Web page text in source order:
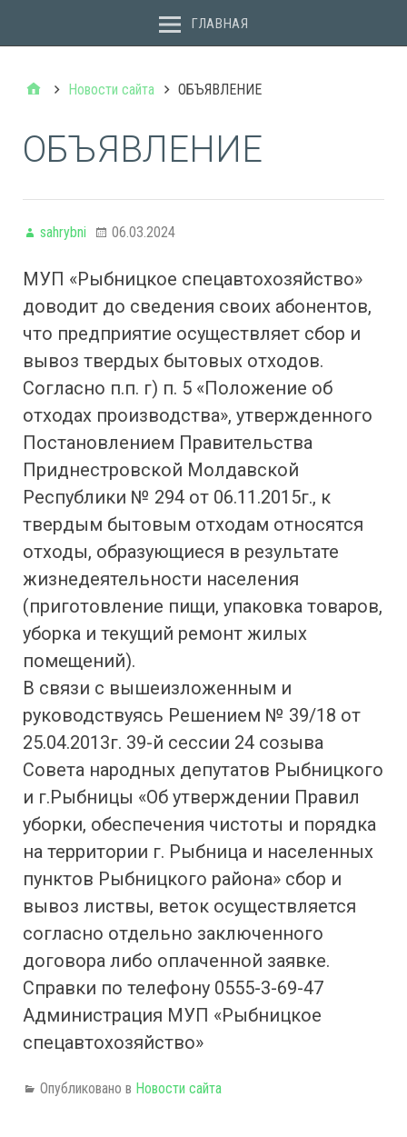
ГЛАВНАЯ
Новости сайта ОБЪЯВЛЕНИЕ
ОБЪЯВЛЕНИЕ
sahrybni 06.03.2024
МУП «Рыбницкое спецавтохозяйство»
доводит до сведения своих абонентов,
что предприятие осуществляет сбор и
вывоз твердых бытовых отходов.
Согласно п.п. г) п. 5 «Положение об
отходах производства», утвержденного
Постановлением Правительства
Приднестровской Молдавской
Республики № 294 от 06.11.2015г., к
твердым бытовым отходам относятся
отходы, образующиеся в результате
жизнедеятельности населения
(приготовление пищи, упаковка товаров,
уборка и текущий ремонт жилых
помещений).
В связи с вышеизложенным и
руководствуясь Решением № 39/18 от
25.04.2013г. 39-й сессии 24 созыва
Совета народных депутатов Рыбницкого
и г.Рыбницы «Об утверждении Правил
уборки, обеспечения чистоты и порядка
на территории г. Рыбница и населенных
пунктов Рыбницкого района» сбор и
вывоз листвы, веток осуществляется
согласно отдельно заключенного
договора либо оплаченной заявке.
Справки по телефону 0555-3-69-47
Администрация МУП «Рыбницкое
спецавтохозяйство»
Опубликовано в Новости сайта